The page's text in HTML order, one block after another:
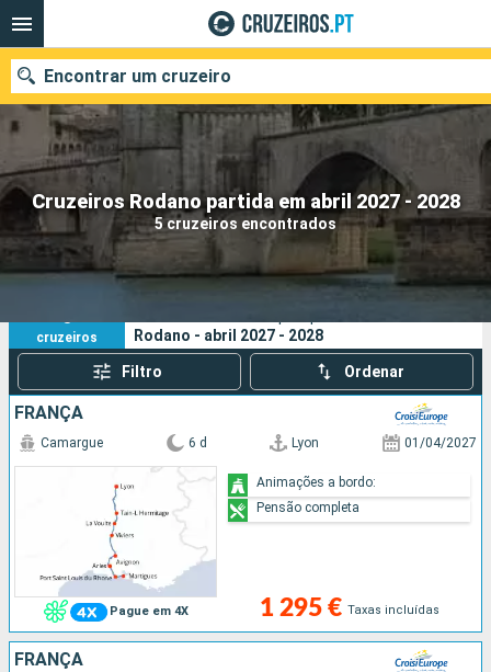
Cruzeiros Rodano partida em abril 2027 - 2028
5 cruzeiros encontrados
Encontrar um cruzeiro
Quando ir?
Data de partida
Companhias
Pesquisar
5
cruzeiros
Rodano - abril 2027 - 2028
Filtro Ordenar
FRANÇA
Pague em 4X
Camargue 6 d Lyon 01/04/2027
1 295 € Taxas incluídas
Animações a bordo:
Pensão completa
FRANÇA